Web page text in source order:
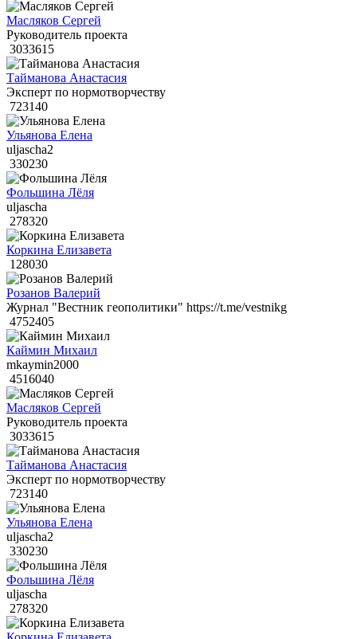
Масляков Сергей
Руководитель проекта
3033615
Тайманова Анастасия
Эксперт по нормотворчеству
723140
Ульянова Елена
uljascha2
330230
Фольшина Лёля
uljascha
278320
Коркина Елизавета
128030
Розанов Валерий
Журнал "Вестник геополитики" https://t.me/vestnikg
4752405
Каймин Михаил
mkaymin2000
4516040
Масляков Сергей
Руководитель проекта
3033615
Тайманова Анастасия
Эксперт по нормотворчеству
723140
Ульянова Елена
uljascha2
330230
Фольшина Лёля
uljascha
278320